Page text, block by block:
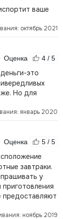
ваше
октябрь 2021
Оценка 4 / 5
это
Но для
январь 2020
Оценка 5 / 5
завтраки.
у
предоставляют
ноябрь 2019